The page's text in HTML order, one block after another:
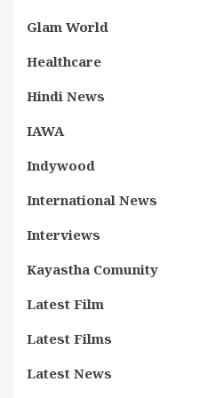
Glam World
Healthcare
Hindi News
IAWA
Indywood
International News
Interviews
Kayastha Comunity
Latest Film
Latest Films
Latest News